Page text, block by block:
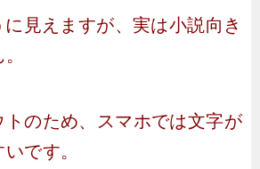
見えますが、実は小説向き
トのため、スマホでは文字が
です。